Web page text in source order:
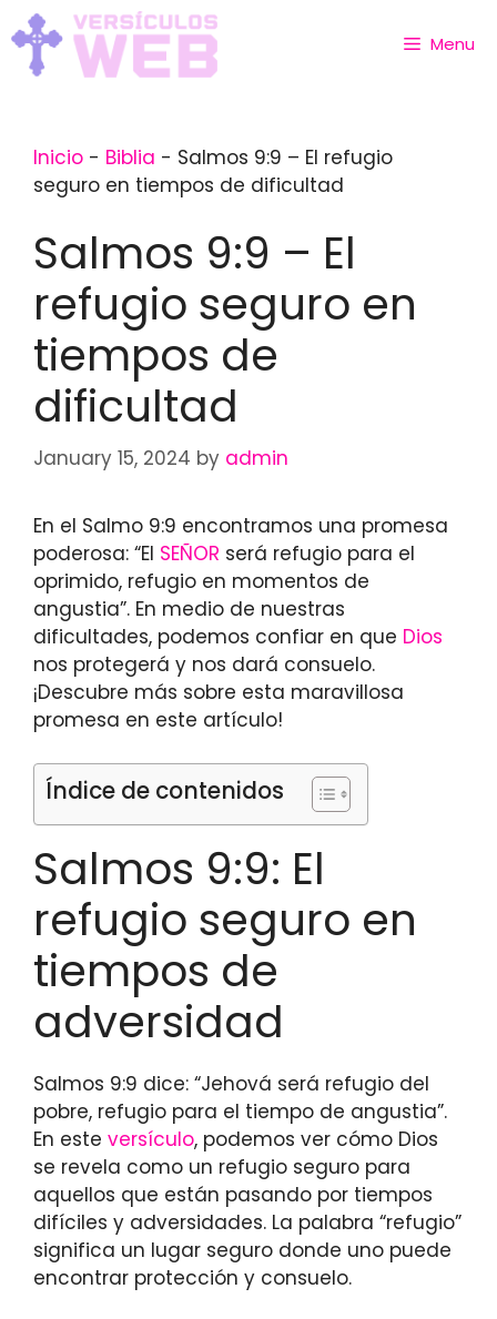
Skip
to
content
Menu
Inicio - Biblia - Salmos 9:9 – El refugio
seguro en tiempos de dificultad
Salmos 9:9 – El
refugio seguro en
tiempos de
dificultad
January 15, 2024 by admin
En el Salmo 9:9 encontramos una promesa
poderosa: “El SEÑOR será refugio para el
oprimido, refugio en momentos de
angustia”. En medio de nuestras
dificultades, podemos confiar en que Dios
nos protegerá y nos dará consuelo.
¡Descubre más sobre esta maravillosa
promesa en este artículo!
Índice de contenidos
Salmos 9:9: El
refugio seguro en
tiempos de
adversidad
Salmos 9:9 dice: “Jehová será refugio del
pobre, refugio para el tiempo de angustia”.
En este versículo, podemos ver cómo Dios
se revela como un refugio seguro para
aquellos que están pasando por tiempos
difíciles y adversidades. La palabra “refugio”
significa un lugar seguro donde uno puede
encontrar protección y consuelo.